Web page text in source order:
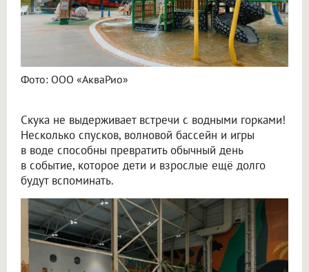
Фото: ООО «АкваРио»
Скука не выдерживает встречи с водными горками!
Несколько спусков, волновой бассейн и игры
в воде способны превратить обычный день
в событие, которое дети и взрослые ещё долго
будут вспоминать.